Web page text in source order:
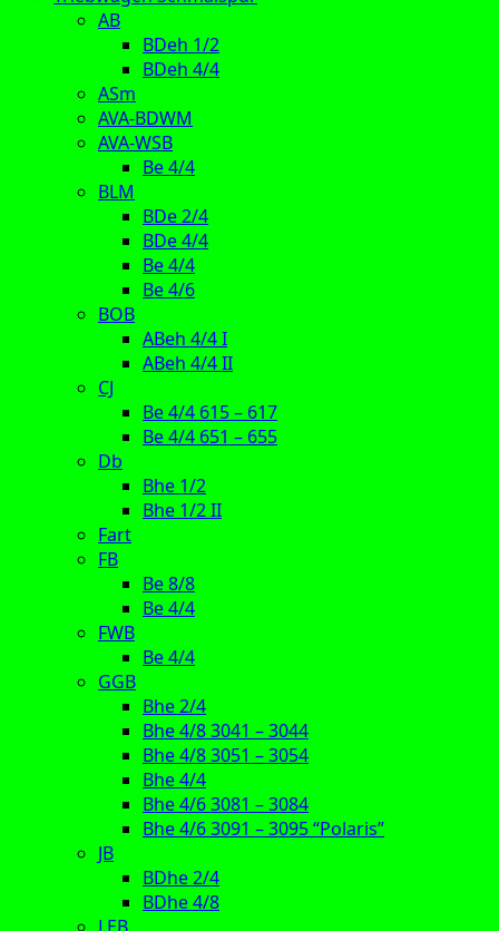
AB
BDeh 1/2
BDeh 4/4
ASm
AVA-BDWM
AVA-WSB
Be 4/4
BLM
BDe 2/4
BDe 4/4
Be 4/4
Be 4/6
BOB
ABeh 4/4 I
ABeh 4/4 II
CJ
Be 4/4 615 – 617
Be 4/4 651 – 655
Db
Bhe 1/2
Bhe 1/2 II
Fart
FB
Be 8/8
Be 4/4
FWB
Be 4/4
GGB
Bhe 2/4
Bhe 4/8 3041 – 3044
Bhe 4/8 3051 – 3054
Bhe 4/4
Bhe 4/6 3081 – 3084
Bhe 4/6 3091 – 3095 “Polaris”
JB
BDhe 2/4
BDhe 4/8